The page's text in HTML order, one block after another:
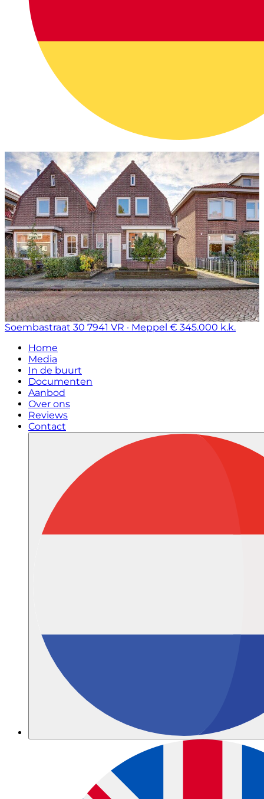
Soembastraat 30 7941 VR · Meppel € 345.000 k.k.
Home
Media
In de buurt
Documenten
Aanbod
Over ons
Reviews
Contact